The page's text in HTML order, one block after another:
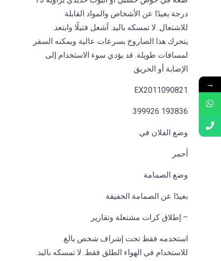
درجة بعيدًا عن الأشخاص والمواد القابلة
للاشتعال. لا تمسكه باليد. أشعل فتيلًا وابتعد.
يتحرك هذا الصاروخ بسرعات عالية ويمكنه السفر
لمسافات طويلة. قد يؤدي سوء الاستخدام إلى
الإصابة أو الحريق
EX2011090821
193836 399926
وضع الفلان في
أحمر
وضع الصمامة
بعيدًا عن الصمامة الخفيفة
– إطلاق كرات مشتعلة وتقارير
استخدمه فقط تحت إشراف شخص بالغ.
للاستخدام في الهواء الطلق فقط. لا تمسكه باليد.
→